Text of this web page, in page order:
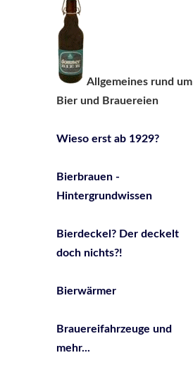
Allgemeines rund um
Bier und Brauereien
Wieso erst ab 1929?
Bierbrauen -
Hintergrundwissen
Bierdeckel? Der deckelt
doch nichts?!
Bierwärmer
Brauereifahrzeuge und
mehr...